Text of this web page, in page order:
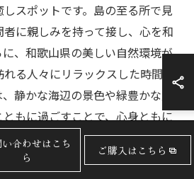
スポットです。島の至る所で見
に親しみを持って接し、心を和
、和歌山県の美しい自然環境が
る人々にリラックスした時間を
静かな海辺の景色や緑豊かな風
もに過ごすことで、心身ともに
ができます。猫たちの自由な生活
ならではの自然の魅力を堪能し
合わせはこち
ら
ご購入はこちら